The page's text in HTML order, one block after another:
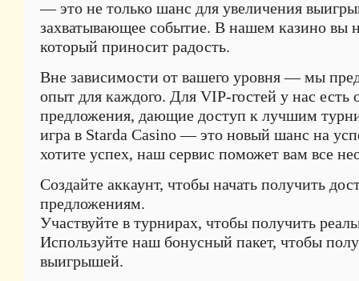
— это не только шанс для увеличения
захватывающее событие. В нашем казино вы
который приносит радость.
Вне зависимости от вашего уровня — мы
опыт для каждого. Для VIP-гостей у нас есть
предложения, дающие доступ к лучшим
игра в Starda Casino — это новый шанс на
хотите успех, наш сервис поможет вам все
Создайте аккаунт, чтобы начать получить
предложениям.
Участвуйте в турнирах, чтобы получить
Используйте наш бонусный пакет, чтобы
выигрышей.